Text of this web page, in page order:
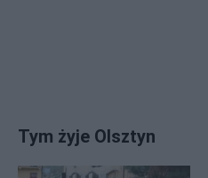
Tym żyje Olsztyn